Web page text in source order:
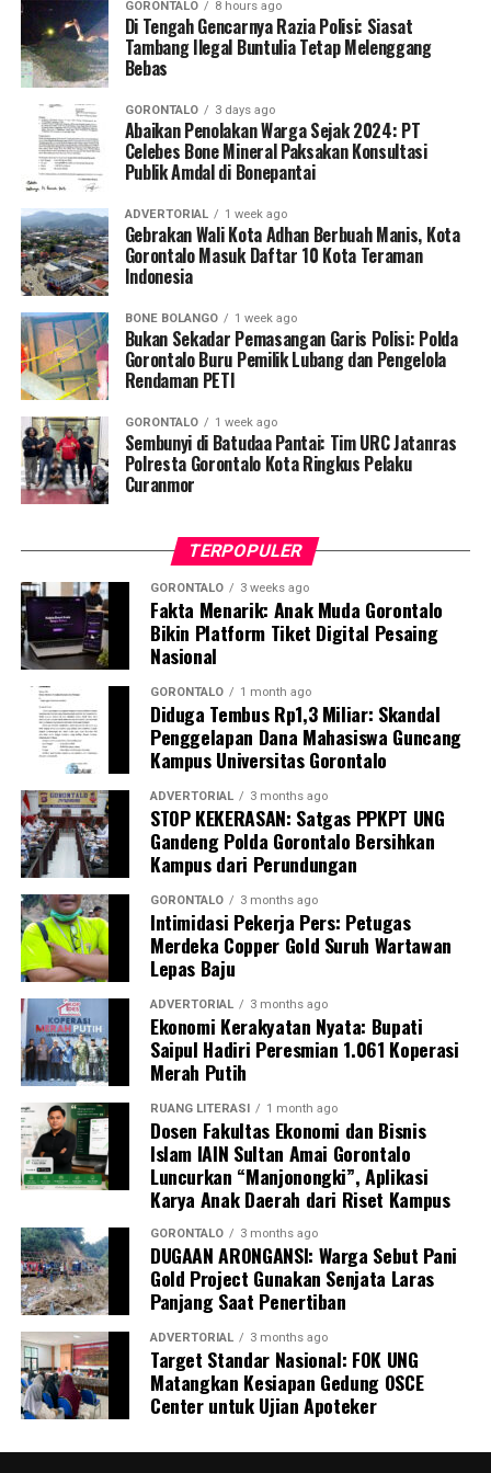
kantor.
Operasi penyisiran bergerak mobile menyasar sejumlah
titik vital yang kerap menjadi pusat keramaian dan
perbelanjaan. Di antaranya Citimall Gorontalo,
Indogrosir, pusat perbelanjaan alat tulis Toko Ira dan
Toko Mufida, hingga beberapa rumah makan strategis di
seputaran Kota Gorontalo.
Kepala Satpol PP Kota Gorontalo Marwan Saleh
menegaskan, operasi perdana di awal pekan ini
Gorontalo guna memperketat pengawasan internal
terhadap perilaku ASN dan PPPK.
“Sesuai perintah harian Bapak Wali Kota, razia
penegakan disiplin ini akan kami gelar secara rutin dan
acak. Setiap pegawai, baik ASN maupun PPPK, yang
kedapatan berkeliaran di luar instansi saat jam kerja
tanpa melampirkan surat izin tertulis, akan langsung
kami amankan dan tertibkan ke Mako Satpol PP Kota
Gorontalo,” tegas Marwan Saleh.
Marwan berharap, shock therapy melalui razia berkala
ini mampu menumbuhkan kesadaran kolektif para
aparatur agar menghormati regulasi jam kerja, serta
tidak meninggalkan kewajiban pelayanan publik demi
kepentingan pribadi.
Terkait mekanisme penindakan, Marwan menjelaskan
bahwa para oknum yang terjaring razia tidak langsung
dijatuhi sanksi disiplin berat. Mereka terlebih dahulu
digiring ke posko untuk menjalani proses administrasi
yustisial, meliputi pembuatan Berita Acara Pemeriksaan
(BAP) lisan serta penandatanganan surat pernyataan
bermeterai untuk tidak mengulangi perbuatan tersebut.
Sebagai langkah lanjutan, draf data klinis identitas para
pegawai yang terjaring akan segera diteruskan secara
resmi ke instansi atau Organisasi Perangkat Daerah
(OPD) asal mereka sebagai bahan evaluasi dan
pembinaan internal oleh kepala dinas.
“Seluruh hasil pendataan orisinal ini akan kami kirimkan
ke instansi masing-masing hari ini juga. Selain itu, draf
laporan ini kami tembuskan langsung kepada Bapak Wali
Kota Gorontalo melalui Sekretaris Daerah sebagai
bentuk pertanggungjawaban konkret hasil razia,”
pungkas Marwan.
Melalui skema pengawasan berlapis dan berkala ini,
Pemerintah Kota Gorontalo memproyeksikan adanya
grafik kenaikan tingkat kedisiplinan aparatur. Dengan
demikian, kualitas pelayanan publik kepada masyarakat
dapat berjalan secara optimal tanpa terganggu oleh
GORONTALO 8 hours ago
Di Tengah Gencarnya Razia Polisi: Siasat
Tambang Ilegal Buntulia Tetap Melenggang
Bebas
GORONTALO 3 days ago
Abaikan Penolakan Warga Sejak 2024: PT
Celebes Bone Mineral Paksakan Konsultasi
Publik Amdal di Bonepantai
ADVERTORIAL 1 week ago
Gebrakan Wali Kota Adhan Berbuah Manis, Kota
Gorontalo Masuk Daftar 10 Kota Teraman
Indonesia
BONE BOLANGO 1 week ago
Bukan Sekadar Pemasangan Garis Polisi: Polda
Gorontalo Buru Pemilik Lubang dan Pengelola
Rendaman PETI
GORONTALO 1 week ago
Sembunyi di Batudaa Pantai: Tim URC Jatanras
Polresta Gorontalo Kota Ringkus Pelaku
Curanmor
TERPOPULER
GORONTALO 3 weeks ago
Fakta Menarik: Anak Muda Gorontalo
Bikin Platform Tiket Digital Pesaing
Nasional
GORONTALO 1 month ago
Diduga Tembus Rp1,3 Miliar: Skandal
Penggelapan Dana Mahasiswa Guncang
Kampus Universitas Gorontalo
ADVERTORIAL 3 months ago
STOP KEKERASAN: Satgas PPKPT UNG
Gandeng Polda Gorontalo Bersihkan
Kampus dari Perundungan
GORONTALO 3 months ago
Intimidasi Pekerja Pers: Petugas
Merdeka Copper Gold Suruh Wartawan
Lepas Baju
ADVERTORIAL 3 months ago
Ekonomi Kerakyatan Nyata: Bupati
Saipul Hadiri Peresmian 1.061 Koperasi
Merah Putih
RUANG LITERASI 1 month ago
Dosen Fakultas Ekonomi dan Bisnis
Islam IAIN Sultan Amai Gorontalo
Luncurkan “Manjonongki”, Aplikasi
Karya Anak Daerah dari Riset Kampus
GORONTALO 3 months ago
DUGAAN ARONGANSI: Warga Sebut Pani
Gold Project Gunakan Senjata Laras
Panjang Saat Penertiban
ADVERTORIAL 3 months ago
Target Standar Nasional: FOK UNG
Matangkan Kesiapan Gedung OSCE
Center untuk Ujian Apoteker